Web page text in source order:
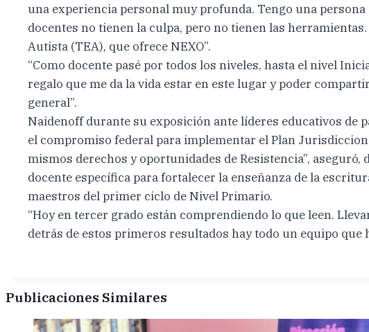
una experiencia personal muy profunda. Tengo una
docentes no tienen la culpa, pero no tienen las
Autista (TEA), que ofrece NEXO”.
“Como docente pasé por todos los niveles, hasta el nivel
regalo que me da la vida estar en este lugar y poder
general”.
Naidenoff durante su exposición ante líderes educativos de
el compromiso federal para implementar el Plan
mismos derechos y oportunidades de Resistencia”,
docente específica para fortalecer la enseñanza de la
maestros del primer ciclo de Nivel Primario.
“Hoy en tercer grado están comprendiendo lo que leen.
detrás de estos primeros resultados hay todo un equipo que
Publicaciones Similares